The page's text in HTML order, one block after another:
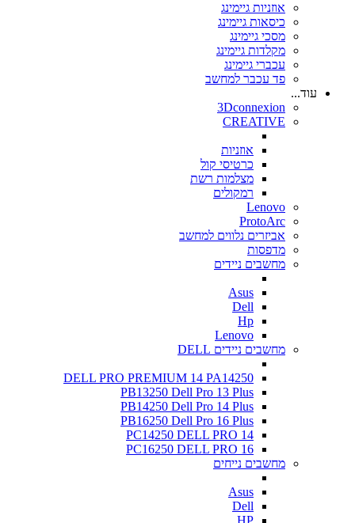
אוזניות גיימינג
כיסאות גיימינג
מסכי גיימינג
מקלדות גיימינג
עכברי גיימינג
פד עכבר למחשב
עוד...
3Dconnexion
CREATIVE
אוזניות
כרטיסי קול
מצלמות רשת
רמקולים
Lenovo
ProtoArc
אביזרים נלווים למחשב
מדפסות
מחשבים ניידים
Asus
Dell
Hp
Lenovo
מחשבים ניידים DELL
DELL PRO PREMIUM 14 PA14250
PB13250 Dell Pro 13 Plus
PB14250 Dell Pro 14 Plus
PB16250 Dell Pro 16 Plus
PC14250 DELL PRO 14
PC16250 DELL PRO 16
מחשבים נייחים
Asus
Dell
HP